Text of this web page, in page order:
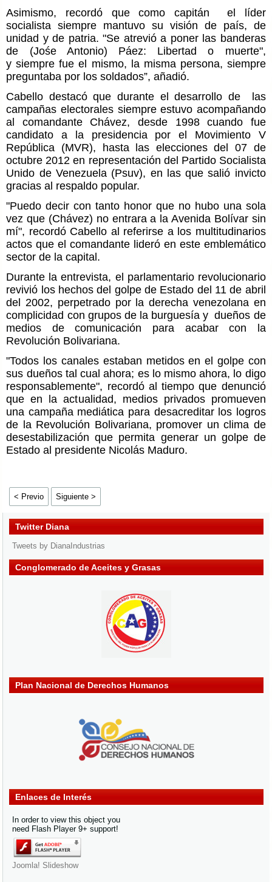
Asimismo, recordó que como capitán el líder
socialista siempre mantuvo su visión de país, de
unidad y de patria. "Se atrevió a poner las banderas
de (Jośe Antonio) Páez: Libertad o muerte",
y siempre fue el mismo, la misma persona, siempre
preguntaba por los soldados”, añadió.
Cabello destacó que durante el desarrollo de las
campañas electorales siempre estuvo acompañando
al comandante Chávez, desde 1998 cuando fue
candidato a la presidencia por el Movimiento V
República (MVR), hasta las elecciones del 07 de
octubre 2012 en representación del Partido Socialista
Unido de Venezuela (Psuv), en las que salió invicto
gracias al respaldo popular.
"Puedo decir con tanto honor que no hubo una sola
vez que (Chávez) no entrara a la Avenida Bolívar sin
mí", recordó Cabello al referirse a los multitudinarios
actos que el comandante lideró en este emblemático
sector de la capital.
Durante la entrevista, el parlamentario revolucionario
revivió los hechos del golpe de Estado del 11 de abril
del 2002, perpetrado por la derecha venezolana en
complicidad con grupos de la burguesía y dueños de
medios de comunicación para acabar con la
Revolución Bolivariana.
"Todos los canales estaban metidos en el golpe con
sus dueños tal cual ahora; es lo mismo ahora, lo digo
responsablemente", recordó al tiempo que denunció
que en la actualidad, medios privados promueven
una campaña mediática para desacreditar los logros
de la Revolución Bolivariana, promover un clima de
desestabilización que permita generar un golpe de
Estado al presidente Nicolás Maduro.
< Previo Siguiente >
Twitter Diana
Tweets by DianaIndustrias
Conglomerado de Aceites y Grasas
Plan Nacional de Derechos Humanos
Enlaces de Interés
In order to view this object you
need Flash Player 9+ support!
Joomla! Slideshow